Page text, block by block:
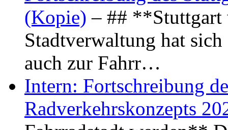
(Kopie) – ## **Stuttgart
Stadtverwaltung hat
auch zur Fahrr…
Intern: Fortschreibung
Radverkehrskonzepts